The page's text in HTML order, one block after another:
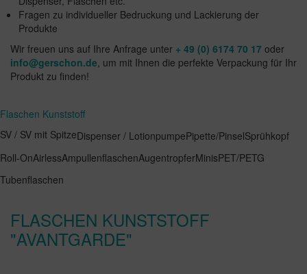
Fragen zu individueller Bedruckung und Lackierung der
Produkte
Wir freuen uns auf Ihre Anfrage unter + 49 (0) 6174 70 17 oder
info@gerschon.de , um mit Ihnen die perfekte Verpackung für Ihr
Produkt zu finden!
Flaschen Kunststoff
SV / SV mit SpitzeDispenser / LotionpumpePipette/PinselSprühkopf
Roll-OnAirlessAmpullenflaschenAugentropferMinisPET/PETG
Tubenflaschen
FLASCHEN KUNSTSTOFF
"AVANTGARDE"